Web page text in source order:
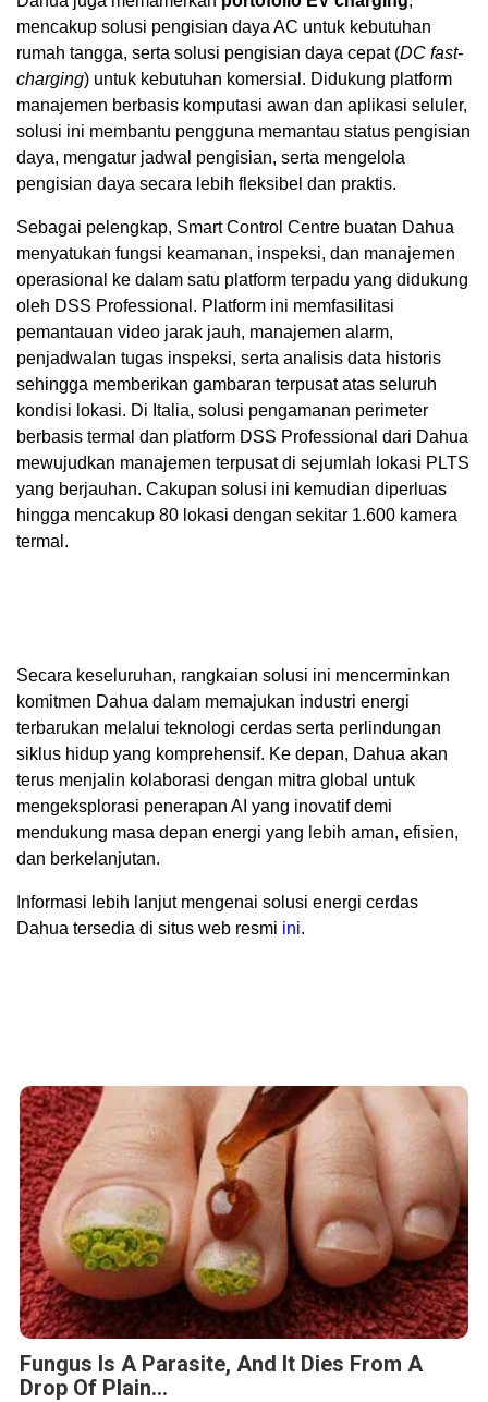
mencakup solusi pengisian daya AC untuk kebutuhan
rumah tangga, serta solusi pengisian daya cepat (DC fast-
charging) untuk kebutuhan komersial. Didukung platform
manajemen berbasis komputasi awan dan aplikasi seluler,
solusi ini membantu pengguna memantau status pengisian
daya, mengatur jadwal pengisian, serta mengelola
pengisian daya secara lebih fleksibel dan praktis.
Sebagai pelengkap, Smart Control Centre buatan Dahua
menyatukan fungsi keamanan, inspeksi, dan manajemen
operasional ke dalam satu platform terpadu yang didukung
oleh DSS Professional. Platform ini memfasilitasi
pemantauan video jarak jauh, manajemen alarm,
penjadwalan tugas inspeksi, serta analisis data historis
sehingga memberikan gambaran terpusat atas seluruh
kondisi lokasi. Di Italia, solusi pengamanan perimeter
berbasis termal dan platform DSS Professional dari Dahua
mewujudkan manajemen terpusat di sejumlah lokasi PLTS
yang berjauhan. Cakupan solusi ini kemudian diperluas
hingga mencakup 80 lokasi dengan sekitar 1.600 kamera
termal.
Secara keseluruhan, rangkaian solusi ini mencerminkan
komitmen Dahua dalam memajukan industri energi
terbarukan melalui teknologi cerdas serta perlindungan
siklus hidup yang komprehensif. Ke depan, Dahua akan
terus menjalin kolaborasi dengan mitra global untuk
mengeksplorasi penerapan AI yang inovatif demi
mendukung masa depan energi yang lebih aman, efisien,
dan berkelanjutan.
Informasi lebih lanjut mengenai solusi energi cerdas
Dahua tersedia di situs web resmi ini.
Fungus Is A Parasite, And It Dies From A
Drop Of Plain...